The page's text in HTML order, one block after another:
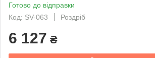
Готово до відправки
Код: SV-063
Роздріб
6 127 ₴